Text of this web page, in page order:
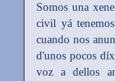
Somos una
civil yá
cuando nos
d'unos pocos
voz a dellos